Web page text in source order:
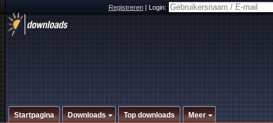
Registreren|Login:
Startpagina Downloads Top downloads Meer